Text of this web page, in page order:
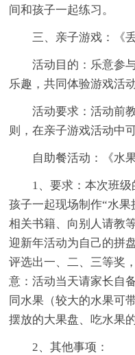
间和孩子一起练习。
三、亲子游戏：《
活动目的：乐意参
乐趣，共同体验游戏活
活动要求：活动前
则，在亲子游戏活动中
自助餐活动：《水
1、要求：本次班
孩子一起现场制作“水果
相关书籍、向别人请教
迎新年活动为自己的拼
评选出一、二、三等奖
意：活动当天请家长自
同水果（较大的水果可
摆放的大果盘、吃水果
2、其他事项：